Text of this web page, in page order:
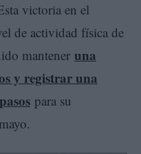
victoria en el
de actividad física de
mantener una
y registrar una
para su